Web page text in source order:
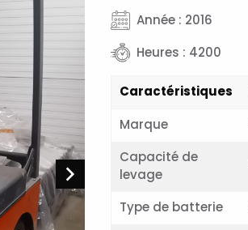
Année : 2016
Heures : 4200
Caractéristiques
Marque
Capacité de
levage
Type de batterie